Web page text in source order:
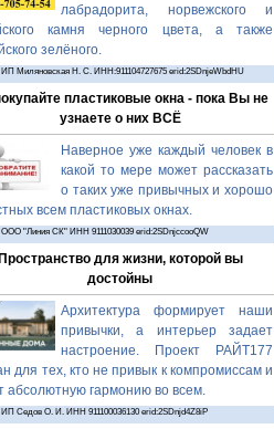
лабрадорита, норвежского и
камня черного цвета, а также
зелёного.
Миляновская Н. С. ИНН:911104727675 erid:2SDnjeWbdHU
пластиковые окна - пока Вы не
узнаете о них ВСЁ
Наверное уже каждый человек в
какой то мере может рассказать
о таких уже привычных и хорошо
всем пластиковых окнах.
"Линия СК" ИНН 9111030039 erid:2SDnjccooQW
Пространство для жизни, которой вы
достойны
Архитектура формирует наши
привычки, а интерьер задает
настроение. Проект РАЙТ177
для тех, кто не привык к компромиссам и
абсолютную гармонию во всем.
Седов О. И. ИНН 911100036130 erid:2SDnjd4Z8iP